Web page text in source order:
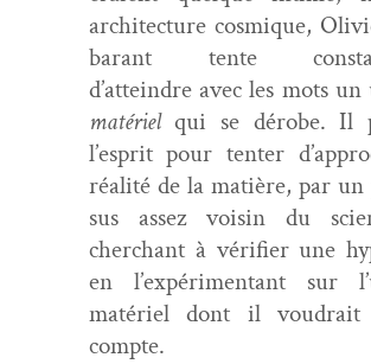
archi­tec­ture cos­mique,
barant tente
d’atteindre avec les mots
matérielqui se dérobe. Il
l’esprit pour ten­ter
réal­ité de la matière, par
sus assez voisin du
cher­chant à véri­fi­er une
en l’expérimentant sur
matériel dont il voudrait
compte.